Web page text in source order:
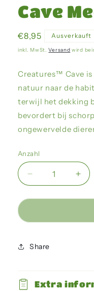
Cave
Normaler
Preis
€8,95 Ausverkauft
inkl. MwSt.Versand wird
Creatures™ Cave
natuur naar de
terwijl het dekking
bevordert bij
ongewervelde
Anzahl
Verringere
die
Menge
Zoo
-
12cm
die
Zoo
Share
Extra